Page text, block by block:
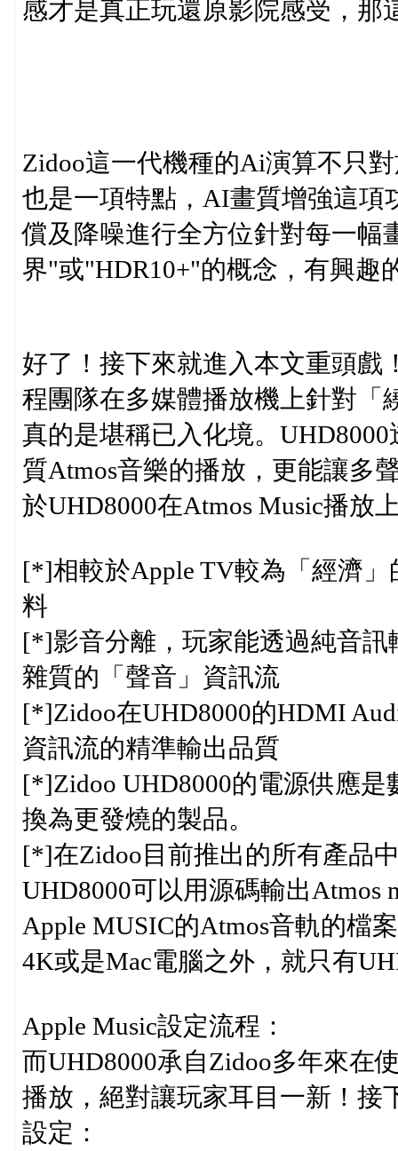
感才是真正玩還原影院感受，那
Zidoo這一代機種的Ai演算不只
也是一項特點，AI畫質增強這項
償及降噪進行全方位針對每一
界"或"HDR10+"的概念，有興趣
好了！接下來就進入本文重頭戲
程團隊在多媒體播放機上針對「
真的是堪稱已入化境。
質Atmos音樂的播放，更能讓多
於UHD8000在Atmos Music播放
[*]相較於Apple TV較為「經濟
料
[*]影音分離，玩家能透過純音
雜質的「聲音」資訊流
[*]Zidoo在UHD8000的HDMI
資訊流的精準輸出品質
[*]Zidoo UHD8000的電源供應
換為更發燒的製品。
[*]在Zidoo目前推出的所有產品
UHD8000可以用源碼輸出Atmos
Apple MUSIC的Atmos音軌的檔
4K或是Mac電腦之外，就只有
Apple Music設定流程：
而UHD8000承自Zidoo多年來在
播放，絕對讓玩家耳目一新！接
設定：